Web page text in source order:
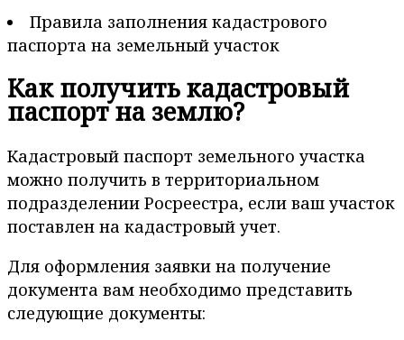
Правила заполнения кадастрового
паспорта на земельный участок
Как получить кадастровый
паспорт на землю?
Кадастровый паспорт земельного участка
можно получить в территориальном
подразделении Росреестра, если ваш участок
поставлен на кадастровый учет.
Для оформления заявки на получение
документа вам необходимо представить
следующие документы: